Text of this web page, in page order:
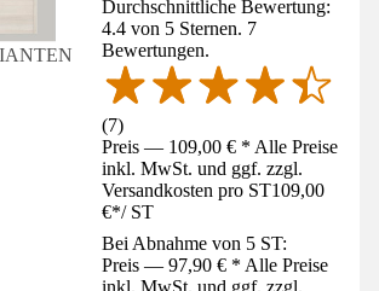
Durchschnittliche Bewertung:
4.4 von 5 Sternen. 7
Bewertungen.
(7)
Preis — 109,00 € * Alle Preise
inkl. MwSt. und ggf. zzgl.
Versandkosten pro ST109,00
€*/ ST
Bei Abnahme von 5 ST:
Preis — 97,90 € * Alle Preise